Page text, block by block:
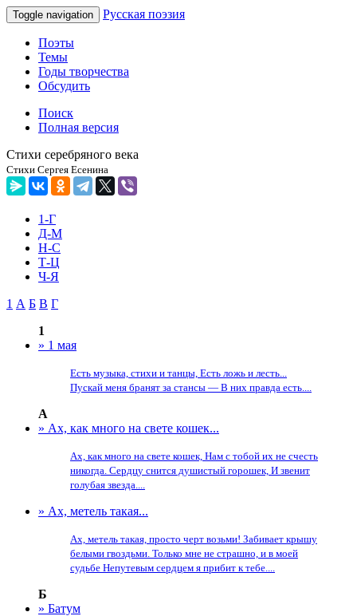
Toggle navigation Русская поэзия
Поэты
Темы
Годы творчества
Обсудить
Поиск
Полная версия
Стихи серебряного века
Стихи Сергея Есенина
1-Г
Д-М
Н-С
Т-Ц
Ч-Я
1 А Б В Г
1
» 1 мая
Есть музыка, стихи и танцы, Есть ложь и лесть...
Пускай меня бранят за стансы — В них правда есть....
А
» Ах, как много на свете кошек...
Ах, как много на свете кошек, Нам с тобой их не счесть
никогда. Сердцу снится душистый горошек, И звенит
голубая звезда....
» Ах, метель такая...
Ах, метель такая, просто черт возьми! Забивает крышу
белыми гвоздьми. Только мне не страшно, и в моей
судьбе Непутевым сердцем я прибит к тебе....
Б
» Батум